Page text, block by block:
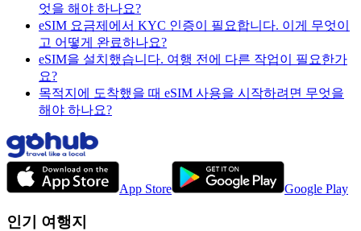
엇을 해야 하나요?
eSIM 요금제에서 KYC 인증이 필요합니다. 이게 무엇이
고 어떻게 완료하나요?
eSIM을 설치했습니다. 여행 전에 다른 작업이 필요한가
요?
목적지에 도착했을 때 eSIM 사용을 시작하려면 무엇을
해야 하나요?
App Store Google Play
인기 여행지